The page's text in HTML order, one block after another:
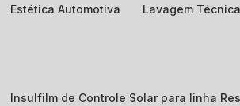
Estética Automotiva Lavagem
Insulfilm de Controle Solar para linha